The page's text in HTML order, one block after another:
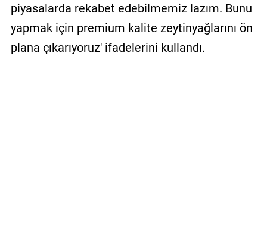
piyasalarda rekabet edebilmemiz lazım. Bunu
yapmak için premium kalite zeytinyağlarını ön
plana çıkarıyoruz' ifadelerini kullandı.